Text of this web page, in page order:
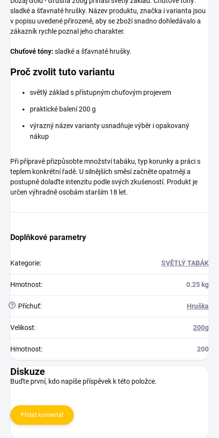
sladké a šťavnaté hrušky. Název produktu, značka i varianta jsou
v popisu uvedené přirozeně, aby se zboží snadno dohledávalo a
zákazník rychle poznal jeho charakter.
Chuťové tóny: sladké a šťavnaté hrušky.
Proč zvolit tuto variantu
světlý základ s přístupným chuťovým projevem
praktické balení 200 g
výrazný název varianty usnadňuje výběr i opakovaný
nákup
Při přípravě přizpůsobte množství tabáku, typ korunky a práci s
teplem konkrétní řadě. U silnějších směsí začněte opatrněji a
postupně dolaďte intenzitu podle svých zkušeností. Produkt je
určen výhradně osobám starším 18 let.
Doplňkové parametry
Kategorie: SVĚTLÝ TABÁK
Hmotnost: 0.25 kg
? Příchuť: Hruška
Velikost: 200g
Hmotnost: 200
Diskuze
Buďte první, kdo napíše příspěvek k této položce.
Přidat komentář